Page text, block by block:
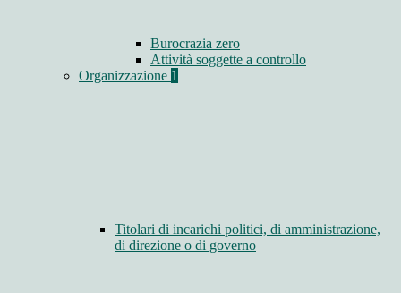
Burocrazia zero
Attività soggette a controllo
Organizzazione 1
Titolari di incarichi politici, di amministrazione,
di direzione o di governo